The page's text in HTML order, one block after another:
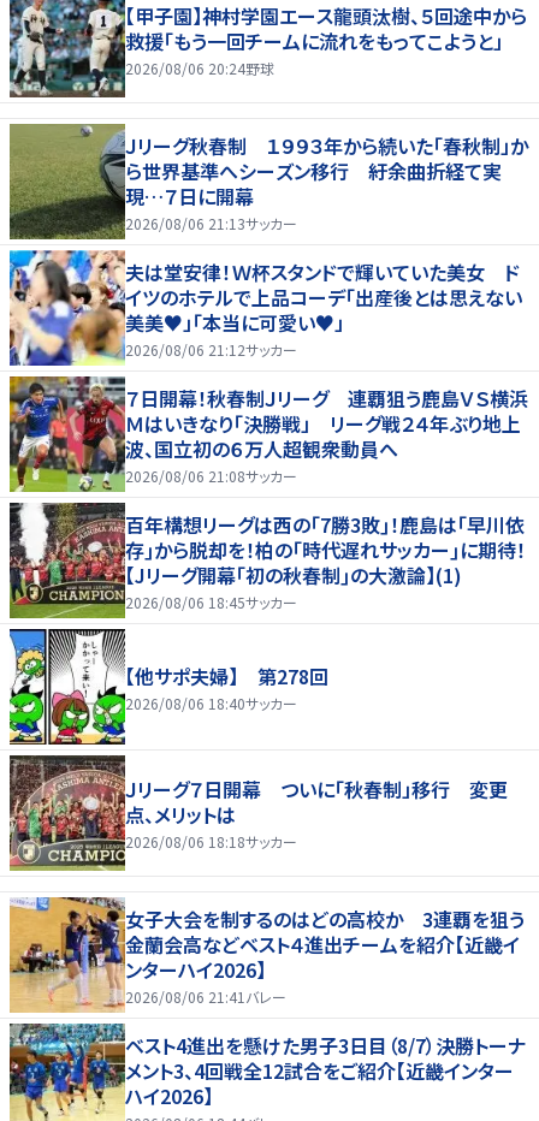
【甲子園】神村学園エース龍頭汰樹、５回途中から
救援「もう一回チームに流れをもってこようと」
2026/08/06 20:24野球
Ｊリーグ秋春制 １９９３年から続いた「春秋制」か
ら世界基準へシーズン移行 紆余曲折経て実
現…７日に開幕
2026/08/06 21:13サッカー
夫は堂安律！Ｗ杯スタンドで輝いていた美女 ド
イツのホテルで上品コーデ「出産後とは思えない
美美♥」「本当に可愛い♥」
2026/08/06 21:12サッカー
７日開幕！秋春制Ｊリーグ 連覇狙う鹿島ＶＳ横浜
Ｍはいきなり「決勝戦」 リーグ戦２４年ぶり地上
波、国立初の６万人超観衆動員へ
2026/08/06 21:08サッカー
百年構想リーグは西の｢7勝3敗｣！鹿島は｢早川依
存｣から脱却を！柏の｢時代遅れサッカー｣に期待！
【Jリーグ開幕｢初の秋春制｣の大激論】(1)
2026/08/06 18:45サッカー
【他サポ夫婦】 第278回
2026/08/06 18:40サッカー
Ｊリーグ７日開幕 ついに「秋春制」移行 変更
点、メリットは
2026/08/06 18:18サッカー
女子大会を制するのはどの高校か 3連覇を狙う
金蘭会高などベスト４進出チームを紹介【近畿イ
ンターハイ2026】
2026/08/06 21:41 バレー
ベスト4進出を懸けた男子3日目（8/7）決勝トーナ
メント3、4回戦全12試合をご紹介【近畿インター
ハイ2026】